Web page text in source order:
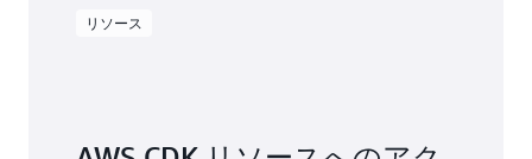
リソース